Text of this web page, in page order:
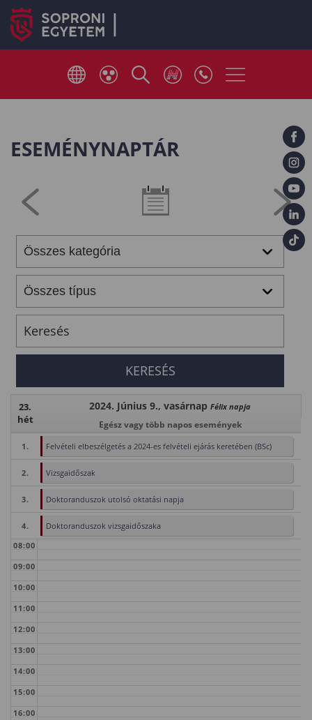
ESEMÉNYNAPTÁR
23.
hét
2024. Június 9., vasárnap Félix napja
Egész vagy több napos események
1. Felvételi elbeszélgetés a 2024-es felvételi ejárás keretében (BSc)
2. Vizsgaidőszak
3. Doktoranduszok utolsó oktatási napja
4.
Doktoranduszok vizsgaidőszaka
08:00
09:00
10:00
11:00
12:00
13:00
14:00
15:00
16:00